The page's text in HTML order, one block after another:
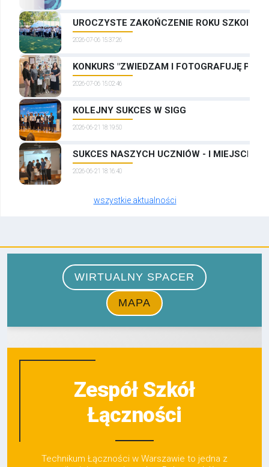
UROCZYSTE ZAKOŃCZENIE ROKU
2026-07-06 15:37:26
KONKURS "ZWIEDZAM I FOTOGRAFUJĘ
2026-07-06 15:02:46
KOLEJNY SUKCES W SIGG
2026-06-21 18:19:50
SUKCES NASZYCH UCZNIÓW - I MIEJSCE W
2026-06-21 18:16:40
wszystkie aktualności
Zespół Szkół
Łączności
Technikum Łączności w Warszawie to jedna z